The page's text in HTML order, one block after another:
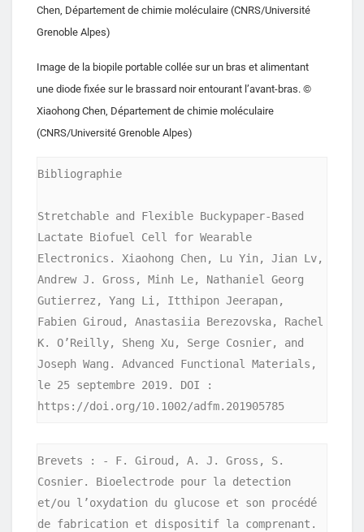
Chen, Département de chimie moléculaire (CNRS/Université
Grenoble Alpes)
Image de la biopile portable collée sur un bras et alimentant
une diode fixée sur le brassard noir entourant l’avant-bras. ©
Xiaohong Chen, Département de chimie moléculaire
(CNRS/Université Grenoble Alpes)
Bibliographie
Stretchable and Flexible Buckypaper-Based
Lactate Biofuel Cell for Wearable
Electronics. Xiaohong Chen, Lu Yin, Jian Lv,
Andrew J. Gross, Minh Le, Nathaniel Georg
Gutierrez, Yang Li, Itthipon Jeerapan,
Fabien Giroud, Anastasiia Berezovska, Rachel
K. O’Reilly, Sheng Xu, Serge Cosnier, and
Joseph Wang. Advanced Functional Materials,
le 25 septembre 2019. DOI :
https://doi.org/10.1002/adfm.201905785
Brevets : - F. Giroud, A. J. Gross, S.
Cosnier. Bioelectrode pour la detection
et/ou l’oxydation du glucose et son procédé
de fabrication et dispositif la comprenant.